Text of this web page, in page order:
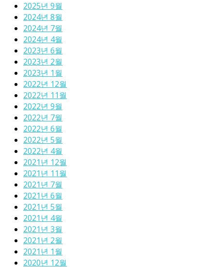
2025년 9월
2024년 8월
2024년 7월
2024년 4월
2023년 6월
2023년 2월
2023년 1월
2022년 12월
2022년 11월
2022년 9월
2022년 7월
2022년 6월
2022년 5월
2022년 4월
2021년 12월
2021년 11월
2021년 7월
2021년 6월
2021년 5월
2021년 4월
2021년 3월
2021년 2월
2021년 1월
2020년 12월